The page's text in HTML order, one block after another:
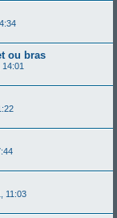
ou bras
11:03